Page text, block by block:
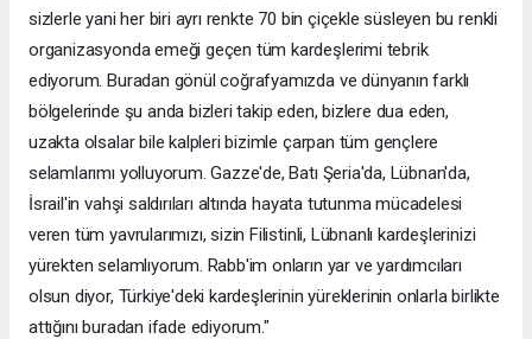
sizlerle yani her biri ayrı renkte 70 bin çiçekle süsleyen bu renkli
organizasyonda emeği geçen tüm kardeşlerimi tebrik
ediyorum. Buradan gönül coğrafyamızda ve dünyanın farklı
bölgelerinde şu anda bizleri takip eden, bizlere dua eden,
uzakta olsalar bile kalpleri bizimle çarpan tüm gençlere
selamlarımı yolluyorum. Gazze'de, Batı Şeria'da, Lübnan'da,
İsrail'in vahşi saldırıları altında hayata tutunma mücadelesi
veren tüm yavrularımızı, sizin Filistinli, Lübnanlı kardeşlerinizi
yürekten selamlıyorum. Rabb'im onların yar ve yardımcıları
olsun diyor, Türkiye'deki kardeşlerinin yüreklerinin onlarla birlikte
attığını buradan ifade ediyorum."